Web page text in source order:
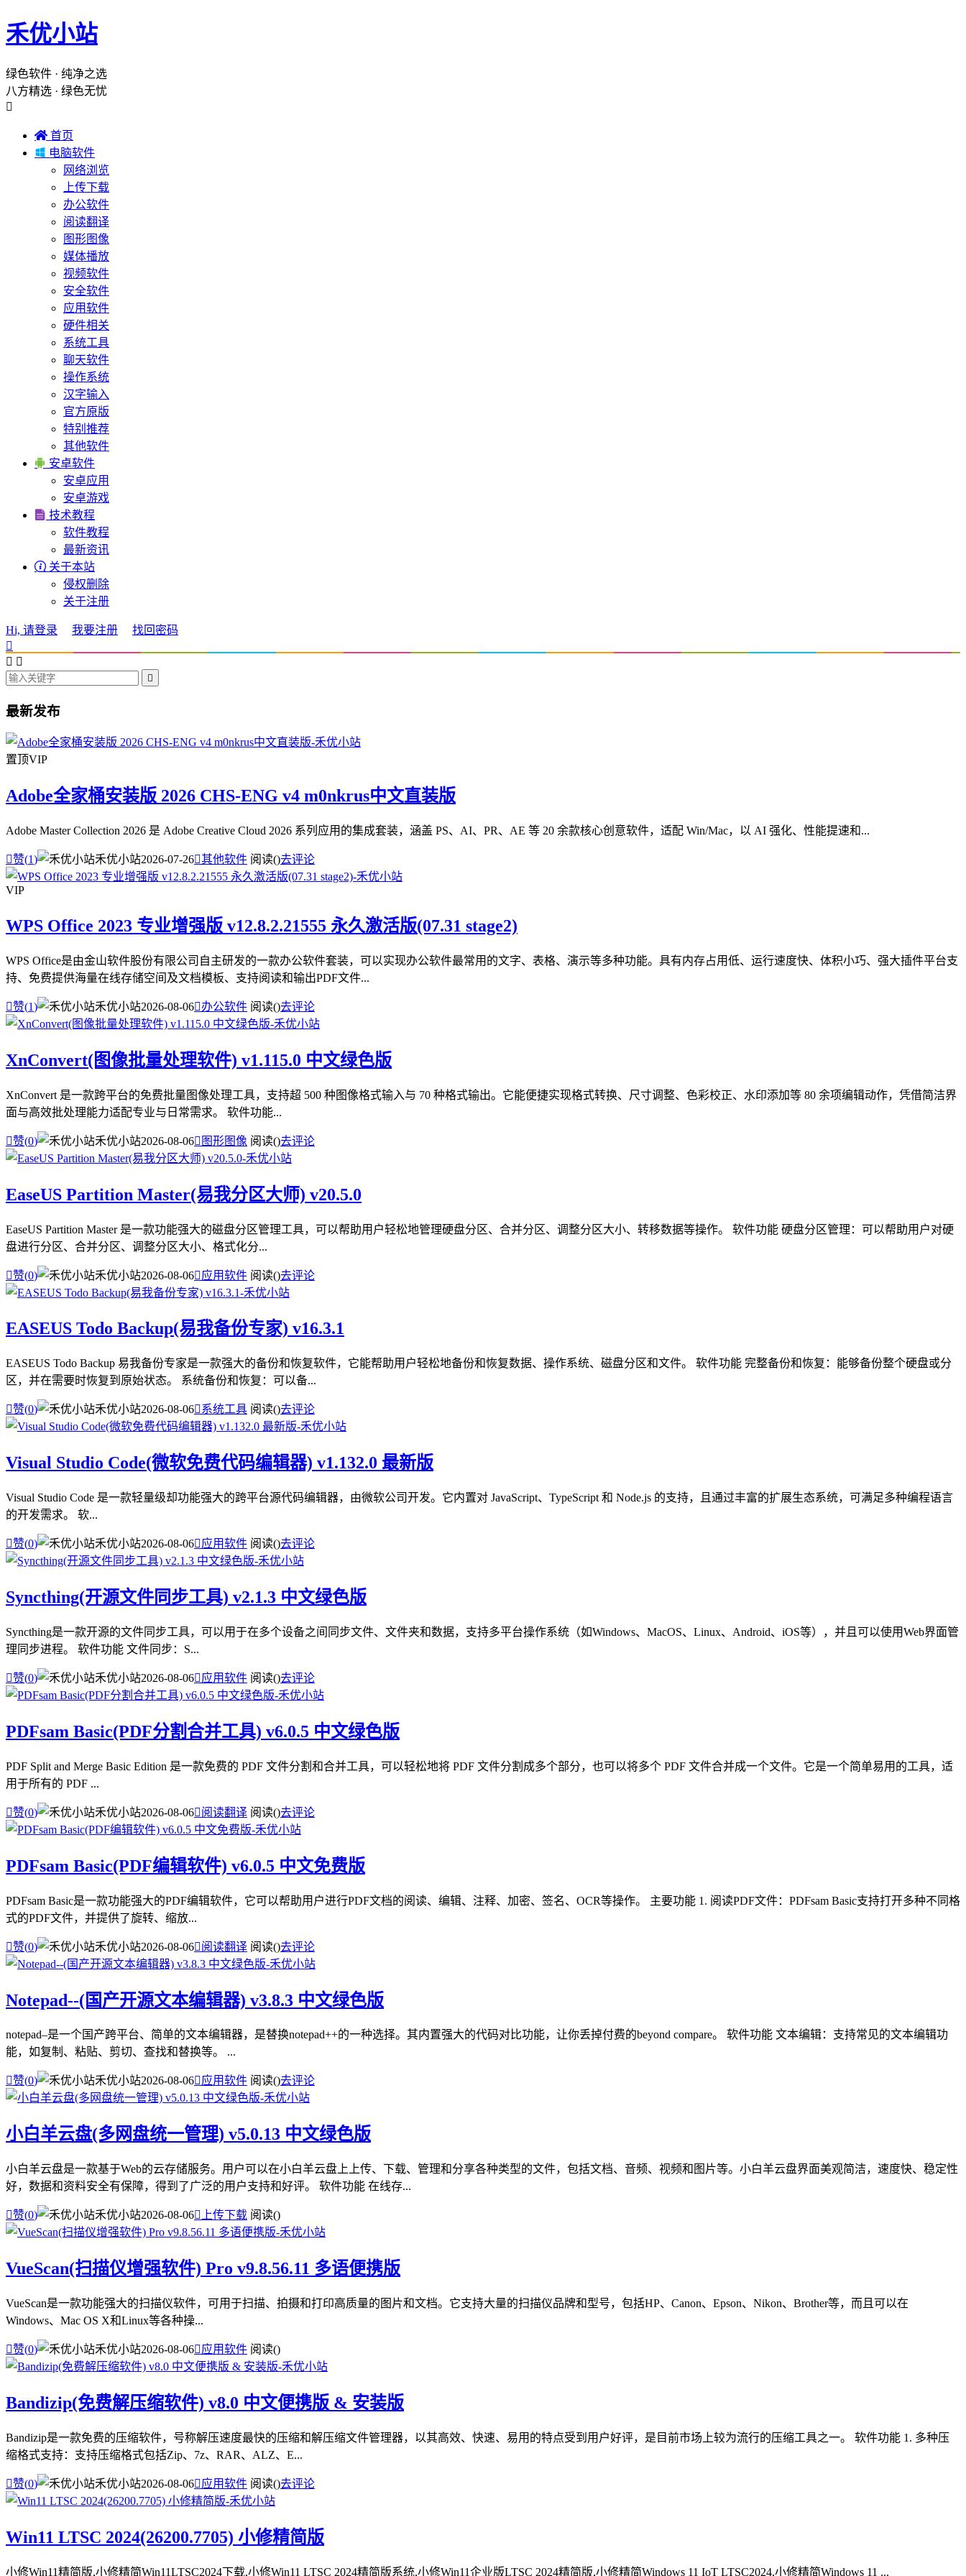
禾优小站
绿色软件 · 纯净之选
八方精选 · 绿色无忧

 首页
 电脑软件
网络浏览
上传下载
办公软件
阅读翻译
图形图像
媒体播放
视频软件
安全软件
应用软件
硬件相关
系统工具
聊天软件
操作系统
汉字输入
官方原版
特别推荐
其他软件
 安卓软件
安卓应用
安卓游戏
 技术教程
软件教程
最新资讯
 关于本站
侵权删除
关于注册
Hi, 请登录 我要注册
找回密码

 

最新发布
置顶VIP
Adobe全家桶安装版 2026 CHS-ENG v4 m0nkrus中文直装版
Adobe Master Collection 2026 是 Adobe Creative Cloud 2026 系列应用的集成套装，涵盖 PS、AI、PR、AE 等 20 余款核心创意软件，适配 Win/Mac，以 AI 强化、性能提速和...
赞(1) 禾优小站2026-07-26其他软件 阅读()去评论
VIP
WPS Office 2023 专业增强版 v12.8.2.21555 永久激活版(07.31 stage2)
WPS Office是由金山软件股份有限公司自主研发的一款办公软件套装，可以实现办公软件最常用的文字、表格、演示等多种功能。具有内存占用低、运行速度快、体积小巧、强大插件平台支
持、免费提供海量在线存储空间及文档模板、支持阅读和输出PDF文件...
赞(1) 禾优小站2026-08-06办公软件 阅读()去评论
XnConvert(图像批量处理软件) v1.115.0 中文绿色版
XnConvert 是一款跨平台的免费批量图像处理工具，支持超 500 种图像格式输入与 70 种格式输出。它能便捷实现格式转换、尺寸调整、色彩校正、水印添加等 80 余项编辑动作，凭借简洁界
面与高效批处理能力适配专业与日常需求。 软件功能...
赞(0) 禾优小站2026-08-06 图形图像 阅读()去评论
EaseUS Partition Master(易我分区大师) v20.5.0
EaseUS Partition Master 是一款功能强大的磁盘分区管理工具，可以帮助用户轻松地管理硬盘分区、合并分区、调整分区大小、转移数据等操作。 软件功能 硬盘分区管理：可以帮助用户对硬
盘进行分区、合并分区、调整分区大小、格式化分...
赞(0) 禾优小站2026-08-06应用软件 阅读()去评论
EASEUS Todo Backup(易我备份专家) v16.3.1
EASEUS Todo Backup 易我备份专家是一款强大的备份和恢复软件，它能帮助用户轻松地备份和恢复数据、操作系统、磁盘分区和文件。 软件功能 完整备份和恢复：能够备份整个硬盘或分
区，并在需要时恢复到原始状态。 系统备份和恢复：可以备...
赞(0) 禾优小站2026-08-06系统工具 阅读()去评论
Visual Studio Code(微软免费代码编辑器) v1.132.0 最新版
Visual Studio Code 是一款轻量级却功能强大的跨平台源代码编辑器，由微软公司开发。它内置对 JavaScript、TypeScript 和 Node.js 的支持，且通过丰富的扩展生态系统，可满足多种编程语言
的开发需求。 软...
赞(0) 禾优小站2026-08-06应用软件 阅读()去评论
Syncthing(开源文件同步工具) v2.1.3 中文绿色版
Syncthing是一款开源的文件同步工具，可以用于在多个设备之间同步文件、文件夹和数据，支持多平台操作系统（如Windows、MacOS、Linux、Android、iOS等），并且可以使用Web界面管
理同步进程。 软件功能 文件同步：S...
赞(0) 禾优小站2026-08-06应用软件 阅读()去评论
PDFsam Basic(PDF分割合并工具) v6.0.5 中文绿色版
PDF Split and Merge Basic Edition 是一款免费的 PDF 文件分割和合并工具，可以轻松地将 PDF 文件分割成多个部分，也可以将多个 PDF 文件合并成一个文件。它是一个简单易用的工具，适
用于所有的 PDF ...
赞(0) 禾优小站2026-08-06阅读翻译 阅读()去评论
PDFsam Basic(PDF编辑软件) v6.0.5 中文免费版
PDFsam Basic是一款功能强大的PDF编辑软件，它可以帮助用户进行PDF文档的阅读、编辑、注释、加密、签名、OCR等操作。 主要功能 1. 阅读PDF文件：PDFsam Basic支持打开多种不同格
式的PDF文件，并提供了旋转、缩放...
赞(0) 禾优小站2026-08-06阅读翻译 阅读()去评论
Notepad--(国产开源文本编辑器) v3.8.3 中文绿色版
notepad–是一个国产跨平台、简单的文本编辑器，是替换notepad++的一种选择。其内置强大的代码对比功能，让你丢掉付费的beyond compare。 软件功能 文本编辑：支持常见的文本编辑功
能，如复制、粘贴、剪切、查找和替换等。 ...
赞(0) 禾优小站2026-08-06应用软件 阅读()去评论
小白羊云盘(多网盘统一管理) v5.0.13 中文绿色版
小白羊云盘是一款基于Web的云存储服务。用户可以在小白羊云盘上上传、下载、管理和分享各种类型的文件，包括文档、音频、视频和图片等。小白羊云盘界面美观简洁，速度快、稳定性
好，数据和资料安全有保障，得到了广泛的用户支持和好评。 软件功能 在线存...
赞(0) 禾优小站2026-08-06 上传下载 阅读()
VueScan(扫描仪增强软件) Pro v9.8.56.11 多语便携版
VueScan是一款功能强大的扫描仪软件，可用于扫描、拍摄和打印高质量的图片和文档。它支持大量的扫描仪品牌和型号，包括HP、Canon、Epson、Nikon、Brother等，而且可以在
Windows、Mac OS X和Linux等各种操...
赞(0) 禾优小站2026-08-06应用软件 阅读()
Bandizip(免费解压缩软件) v8.0 中文便携版 & 安装版
Bandizip是一款免费的压缩软件，号称解压速度最快的压缩和解压缩文件管理器，以其高效、快速、易用的特点受到用户好评，是目前市场上较为流行的压缩工具之一。 软件功能 1. 多种压
缩格式支持：支持压缩格式包括Zip、7z、RAR、ALZ、E...
赞(0) 禾优小站2026-08-06应用软件 阅读()去评论
Win11 LTSC 2024(26200.7705) 小修精简版
小修Win11精简版,小修精简Win11LTSC2024下载,小修Win11 LTSC 2024精简版系统,小修Win11企业版LTSC 2024精简版,小修精简Windows 11 IoT LTSC2024,小修精简Windows 11 ...